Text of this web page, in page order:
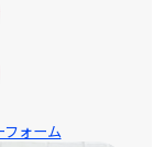
フォーム